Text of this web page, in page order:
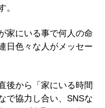
。
家にいる事で何人の命
日色々な人がメッセー
後から「家にいる時間
で協力し合い、SNSな